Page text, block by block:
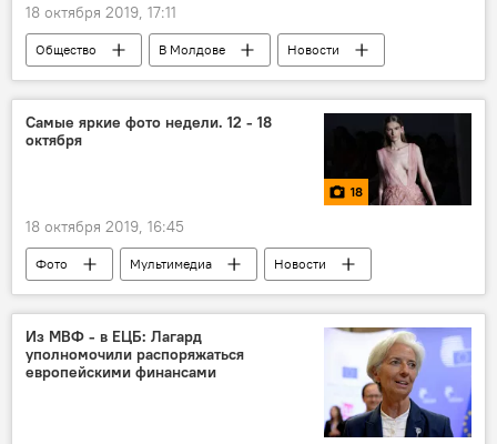
18 октября 2019, 17:11
Общество В Молдове Новости
Самые яркие фото недели. 12 - 18
октября
18
18 октября 2019, 16:45
Фото Мультимедиа Новости
Из МВФ - в ЕЦБ: Лагард
уполномочили распоряжаться
европейскими финансами